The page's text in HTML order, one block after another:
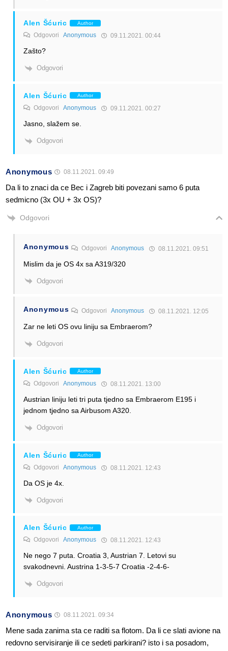
Alen Šćuric Author
Odgovori Anonymous 09.11.2021. 00:44
Zašto?
Odgovori
Alen Šćuric Author
Odgovori Anonymous 09.11.2021. 00:27
Jasno, slažem se.
Odgovori
Anonymous 08.11.2021. 09:49
Da li to znaci da ce Bec i Zagreb biti povezani samo 6 puta
sedmicno (3x OU + 3x OS)?
Odgovori
Anonymous OdgovoriAnonymous 08.11.2021. 09:51
Mislim da je OS 4x sa A319/320
Odgovori
Anonymous OdgovoriAnonymous 08.11.2021. 12:05
Zar ne leti OS ovu liniju sa Embraerom?
Odgovori
Alen Šćuric Author
Odgovori Anonymous 08.11.2021. 13:00
Austrian liniju leti tri puta tjedno sa Embraerom E195 i
jednom tjedno sa Airbusom A320.
Odgovori
Alen Šćuric Author
Odgovori Anonymous 08.11.2021. 12:43
Da OS je 4x.
Odgovori
Alen Šćuric Author
Odgovori Anonymous 08.11.2021. 12:43
Ne nego 7 puta. Croatia 3, Austrian 7. Letovi su
svakodnevni. Austrina 1-3-5-7 Croatia -2-4-6-
Odgovori
Anonymous 08.11.2021. 09:34
Mene sada zanima sta ce raditi sa flotom. Da li ce slati avione na
redovno servisiranje ili ce sedeti parkirani? isto i sa posadom,